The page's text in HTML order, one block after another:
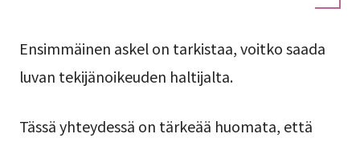
Ensimmäinen askel on tarkistaa, voitko saada
luvan tekijänoikeuden haltijalta.
Tässä yhteydessä on tärkeää huomata, että